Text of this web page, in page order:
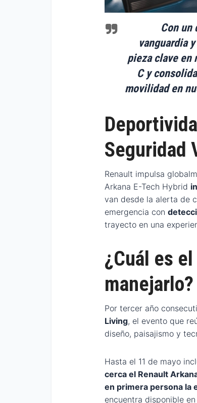
Con
vanguardia
pieza clave en
C y
movilidad en
Seguridad
Renault impulsa
Arkana E-Tech Hybrid
van desde la alerta de
emergencia con
trayecto en una
¿Cuál es
manejarlo?
Por tercer año
Living, el evento que
diseño, paisajismo y
Hasta el 11 de mayo
cerca el Renault
en primera persona la
encuentra disponible